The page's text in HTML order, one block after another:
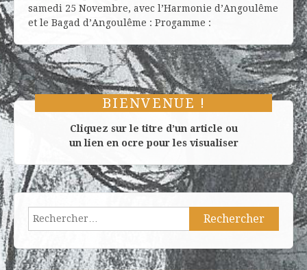
samedi 25 Novembre, avec l’Harmonie d’Angoulême
et le Bagad d’Angoulême : Progamme :
BIENVENUE !
Cliquez sur le titre d’un article ou
un lien en ocre pour les visualiser
Rechercher :